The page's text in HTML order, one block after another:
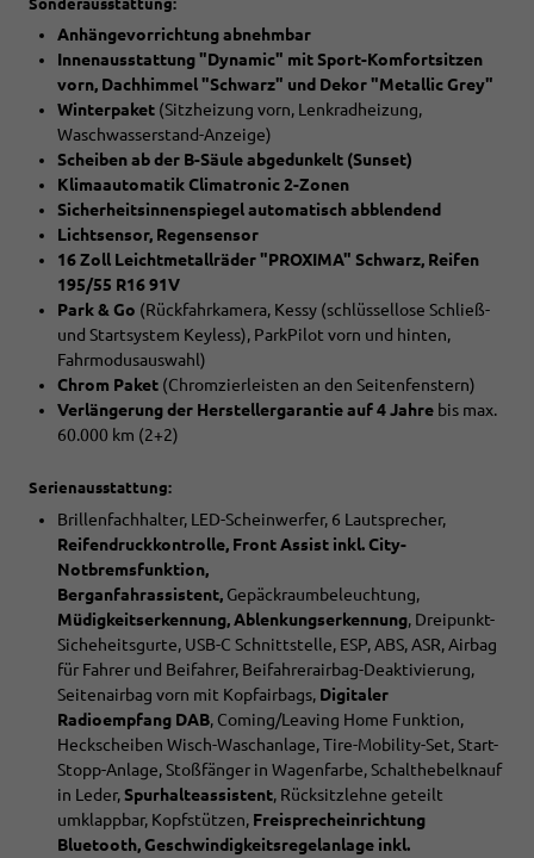
Sonderausstattung:
Anhängevorrichtung abnehmbar
Innenausstattung "Dynamic" mit Sport-Komfortsitzen
vorn, Dachhimmel "Schwarz" und Dekor "Metallic Grey"
Winterpaket (Sitzheizung vorn, Lenkradheizung,
Waschwasserstand-Anzeige)
Scheiben ab der B-Säule abgedunkelt (Sunset)
Klimaautomatik Climatronic 2-Zonen
Sicherheitsinnenspiegel automatisch abblendend
Lichtsensor, Regensensor
16 Zoll Leichtmetallräder "PROXIMA" Schwarz, Reifen
195/55 R16 91V
Park & Go (Rückfahrkamera, Kessy (schlüssellose Schließ-
und Startsystem Keyless), ParkPilot vorn und hinten,
Fahrmodusauswahl)
Chrom Paket (Chromzierleisten an den Seitenfenstern)
Verlängerung der Herstellergarantie auf 4 Jahre bis max.
60.000 km (2+2)
Serienausstattung:
Brillenfachhalter, LED-Scheinwerfer, 6 Lautsprecher,
Reifendruckkontrolle, Front Assist inkl. City-
Notbremsfunktion,
Berganfahrassistent, Gepäckraumbeleuchtung,
Müdigkeitserkennung, Ablenkungserkennung, Dreipunkt-
Sicheheitsgurte, USB-C Schnittstelle, ESP, ABS, ASR, Airbag
für Fahrer und Beifahrer, Beifahrerairbag-Deaktivierung,
Seitenairbag vorn mit Kopfairbags, Digitaler
Radioempfang DAB, Coming/Leaving Home Funktion,
Heckscheiben Wisch-Waschanlage, Tire-Mobility-Set, Start-
Stopp-Anlage, Stoßfänger in Wagenfarbe, Schalthebelknauf
in Leder,Spurhalteassistent, Rücksitzlehne geteilt
umklappbar, Kopfstützen, Freisprecheinrichtung
Bluetooth, Geschwindigkeitsregelanlage inkl.